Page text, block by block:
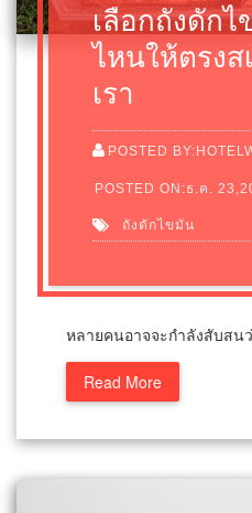
เลือกถังดัก
ไหนให้ตรง
เรา
POSTED
POSTED ON:ธ.ค.
ถังดักไขมัน
หลายคนอาจจะกำลังสับสน
Read More